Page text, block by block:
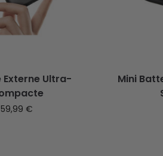
Externe Ultra-
59,99€
Mini